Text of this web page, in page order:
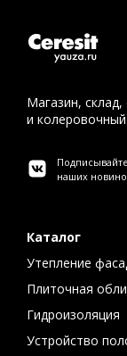
Магазин,
и
наших
Каталог
Утепление
Плиточная
Гидроизоляция
Устройство